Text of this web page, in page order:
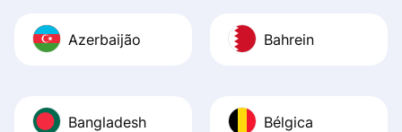
Azerbaijão Bahrein
Bangladesh Bélgica